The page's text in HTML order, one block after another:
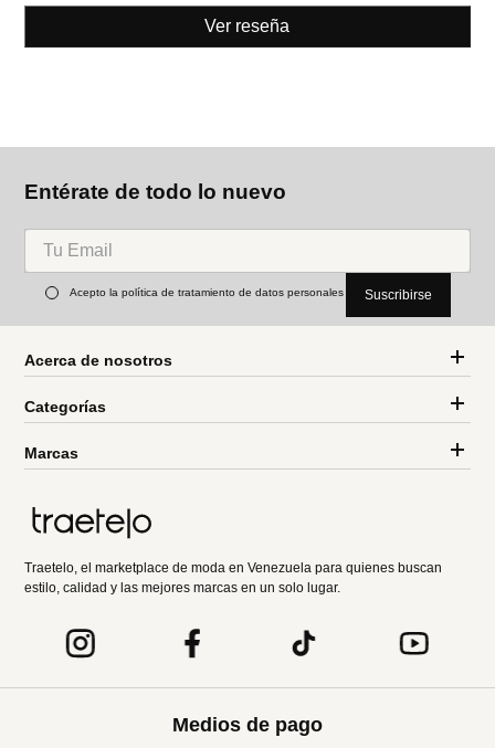
Ver reseña
Entérate de todo lo nuevo
Acepto la política de tratamiento de datos personales Suscribirse
Acerca de nosotros
Categorías
Marcas
Traetelo, el marketplace de moda en Venezuela para quienes buscan
estilo, calidad y las mejores marcas en un solo lugar.
Medios de pago